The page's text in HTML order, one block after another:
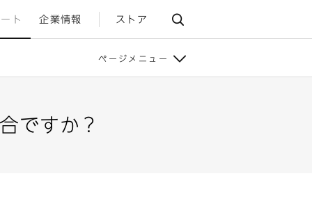
ト 企業情報 ストア
ページメニュー
ですか？